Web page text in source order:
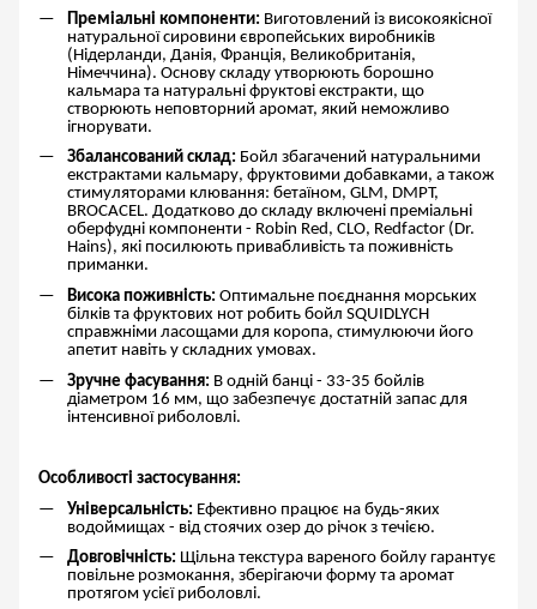
Преміальні компоненти: Виготовлений із високоякісної
натуральної сировини європейських виробників
(Нідерланди, Данія, Франція, Великобританія,
Німеччина). Основу складу утворюють борошно
кальмара та натуральні фруктові екстракти, що
створюють неповторний аромат, який неможливо
ігнорувати.
Збалансований склад: Бойл збагачений натуральними
екстрактами кальмару, фруктовими добавками, а також
стимуляторами клювання: бетаїном, GLM, DMPT,
BROCACEL. Додатково до складу включені преміальні
оберфудні компоненти - Robin Red, CLO, Redfactor (Dr.
Hains), які посилюють привабливість та поживність
приманки.
Висока поживність: Оптимальне поєднання морських
білків та фруктових нот робить бойл SQUIDLYCH
справжніми ласощами для коропа, стимулюючи його
апетит навіть у складних умовах.
Зручне фасування: В одній банці - 33-35 бойлів
діаметром 16 мм, що забезпечує достатній запас для
інтенсивної риболовлі.
Особливості застосування:
Універсальність: Ефективно працює на будь-яких
водоймищах - від стоячих озер до річок з течією.
Довговічність: Щільна текстура вареного бойлу гарантує
повільне розмокання, зберігаючи форму та аромат
протягом усієї риболовлі.